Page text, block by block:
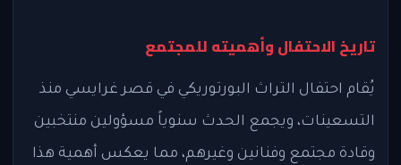
تاريخ الاحتفال وأهميته للمجتمع
يُقام احتفال التراث البورتوريكي في قصر غرايسي منذ
التسعينات، ويجمع الحدث سنوياً مسؤولين منتخبين
وقادة مجتمع وفنانين وغيرهم، مما يعكس أهمية هذا